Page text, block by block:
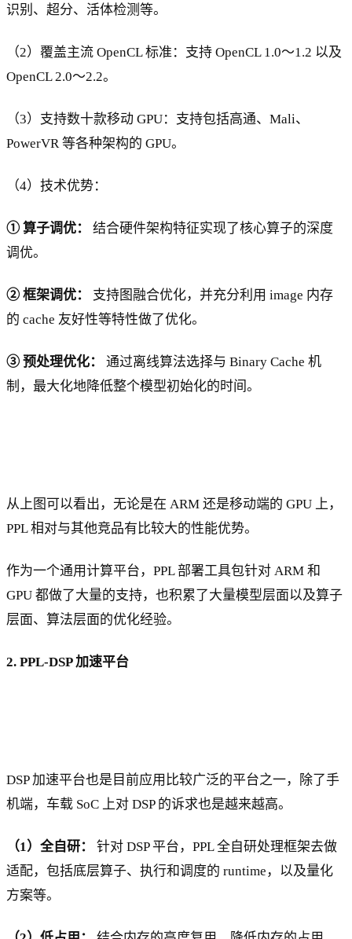
识别、超分、活体检测等。
（2）覆盖主流 OpenCL 标准：支持 OpenCL 1.0～1.2 以及
OpenCL 2.0～2.2。
（3）支持数十款移动 GPU：支持包括高通、Mali、
PowerVR 等各种架构的 GPU。
（4）技术优势：
① 算子调优：
结合硬件架构特征实现了核心算子的深度
调优。
② 框架调优：
支持图融合优化，并充分利用 image 内存
的 cache 友好性等特性做了优化。
③ 预处理优化：
通过离线算法选择与 Binary Cache 机
制，最大化地降低整个模型初始化的时间。
从上图可以看出，无论是在 ARM 还是移动端的 GPU 上，
PPL 相对与其他竞品有比较大的性能优势。
作为一个通用计算平台，PPL 部署工具包针对 ARM 和
GPU 都做了大量的支持，也积累了大量模型层面以及算子
层面、算法层面的优化经验。
2. PPL-DSP 加速平台
DSP 加速平台也是目前应用比较广泛的平台之一，除了手
机端，车载 SoC 上对 DSP 的诉求也是越来越高。
（1）全自研：
针对 DSP 平台，PPL 全自研处理框架去做
适配，包括底层算子、执行和调度的 runtime，以及量化
方案等。